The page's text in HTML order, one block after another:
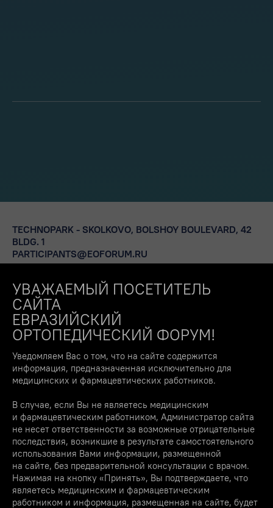
TECHNOPARK - SKOLKOVO, BOLSHOY BOULEVARD, 42
BLDG. 1
PARTICIPANTS@EOFORUM.RU
FORUM 2023 CONTACT US
ABOUT
STAND RENTAL
FOR THE MEDIA
ONLINE
PARTNERSHIP
EOF CLUB
CONTACTS
УВАЖАЕМЫЙ ПОСЕТИТЕЛЬ
САЙТА
ЕВРАЗИЙСКИЙ
ОРТОПЕДИЧЕСКИЙ ФОРУМ!
Уведомляем Вас о том, что на сайте содержится
информация, предназначенная исключительно для
медицинских и фармацевтических работников.
В случае, если Вы не являетесь медицинским
и фармацевтическим работником, Администратор сайта
не несет ответственности за возможные отрицательные
последствия, возникшие в результате самостоятельного
использования Вами информации, размещенной
на сайте, без предварительной консультации с врачом.
Нажимая на кнопку «Принять», Вы подтверждаете, что
являетесь медицинским и фармацевтическим
работником и информация, размещенная на сайте, будет